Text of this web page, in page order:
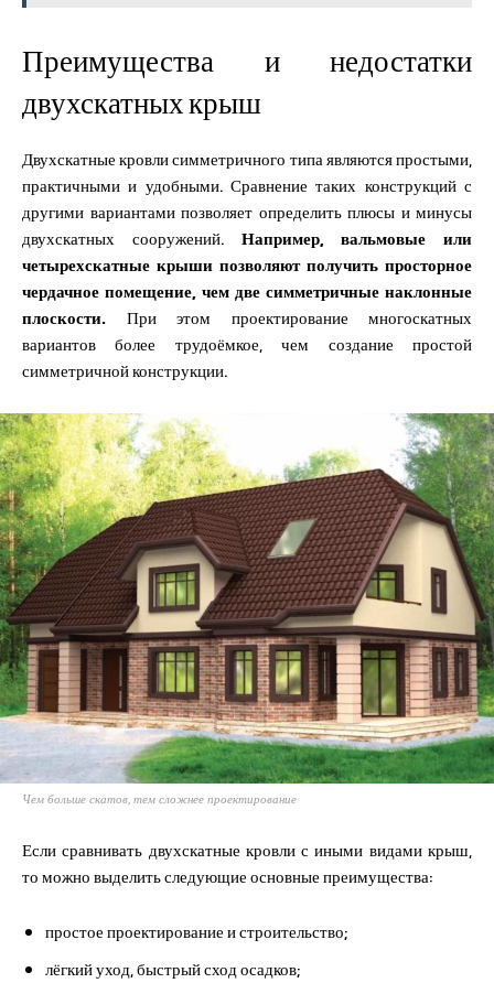
Преимущества и недостатки
двухскатных крыш
Двухскатные кровли симметричного типа являются простыми,
практичными и удобными. Сравнение таких конструкций с
другими вариантами позволяет определить плюсы и минусы
двухскатных сооружений. Например, вальмовые или
четырехскатные крыши позволяют получить просторное
чердачное помещение, чем две симметричные наклонные
плоскости. При этом проектирование многоскатных
вариантов более трудоёмкое, чем создание простой
симметричной конструкции.
Чем больше скатов, тем сложнее проектирование
Если сравнивать двухскатные кровли с иными видами крыш,
то можно выделить следующие основные преимущества:
простое проектирование и строительство;
лёгкий уход, быстрый сход осадков;